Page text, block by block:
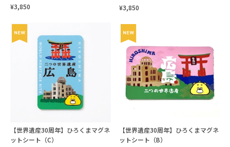
¥3,850
¥3,850
【世界遺産30周年】ひろくまマグネ
ットシート（C）
【世界遺産30周年】ひろくまマグネ
ットシート（B）